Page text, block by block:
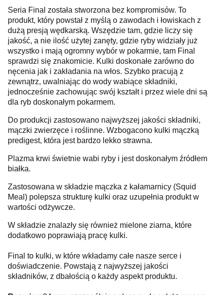
Seria Final została stworzona bez kompromisów. To
produkt, który powstał z myślą o zawodach i łowiskach z
dużą presją wędkarską. Wszędzie tam, gdzie liczy się
jakość, a nie ilość użytej zanęty, gdzie ryby widziały już
wszystko i mają ogromny wybór w pokarmie, tam Final
sprawdzi się znakomicie. Kulki doskonałe zarówno do
nęcenia jak i zakładania na włos. Szybko pracują z
zewnątrz, uwalniając do wody wabiące składniki,
jednocześnie zachowując swój kształt i przez wiele dni są
dla ryb doskonałym pokarmem.
Do produkcji zastosowano najwyższej jakości składniki,
mączki zwierzęce i roślinne. Wzbogacono kulki mączką
predigest, która jest bardzo lekko strawna.
Plazma krwi świetnie wabi ryby i jest doskonałym źródłem
białka.
Zastosowana w składzie mączka z kałamarnicy (Squid
Meal) polepsza strukturę kulki oraz uzupełnia produkt w
wartości odżywcze.
W składzie znalazły się również mielone ziarna, które
dodatkowo poprawiają pracę kulki.
Final to kulki, w które wkładamy całe nasze serce i
doświadczenie. Powstają z najwyższej jakości
składników, z dbałością o każdy aspekt produktu.